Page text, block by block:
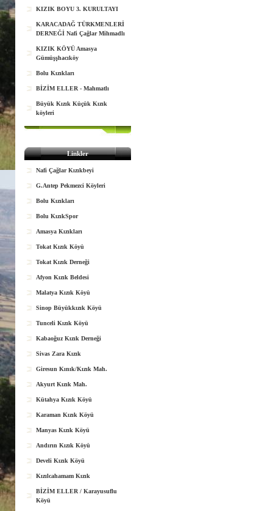
KIZIK BOYU 3. KURULTAYI
KARACADAĞ TÜRKMENLERİ
DERNEĞİ Nafi Çağlar Mihmadlı
KIZIK KÖYÜ Amasya
Gümüşşhacıköy
Bolu Kızıkları
BİZİM ELLER - Mahmatlı
Büyük Kızık Küçük Kızık
köyleri
Linkler
Nafi Çağlar Kızıkbeyi
G.Antep Pekmezci Köyleri
Bolu Kızıkları
Bolu KızıkSpor
Amasya Kızıkları
Tokat Kızık Köyü
Tokat Kızık Derneği
Afyon Kızık Beldesi
Malatya Kızık Köyü
Sinop Büyükkızık Köyü
Tunceli Kızık Köyü
Kabaoğuz Kızık Derneği
Sivas Zara Kızık
Giresun Kınık/Kızık Mah.
Akyurt Kızık Mah.
Kütahya Kızık Köyü
Karaman Kızık Köyü
Manyas Kızık Köyü
Andırın Kızık Köyü
Develi Kızık Köyü
Kızılcahamam Kızık
BİZİM ELLER / Karayusuflu
Köyü